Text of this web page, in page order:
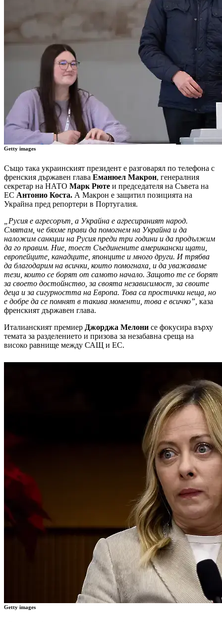
Getty images
Също така украинският президент е разговарял по телефона с
френския държавен глава Еманюел Макрон, генералния
секретар на НАТО Марк Рюте и председателя на Съвета на
ЕС Антонио Коста. А Макрон е защитил позицията на
Украйна пред репортери в Португалия.
„Русия е агресорът, а Украйна е агресираният народ.
Смятам, че бяхме прави да помогнем на Украйна и да
наложим санкции на Русия преди три години и да продължим
да го правим. Ние, тоест Съединените американски щати,
европейците, канадците, японците и много други. И трябва
да благодарим на всички, които помогнаха, и да уважаваме
тези, които се борят от самото начало. Защото те се борят
за своето достойнство, за своята независимост, за своите
деца и за сигурността на Европа. Това са простички неща, но
е добре да се помнят в такива моменти, това е всичко”, каза
френският държавен глава.
Италианският премиер Джорджа Мелони се фокусира върху
темата за разделението и призова за незабавна среща на
високо равнище между САЩ и ЕС.
Getty images